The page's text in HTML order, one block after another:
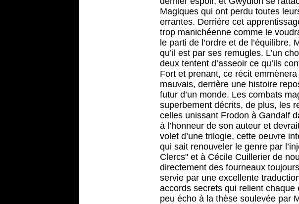
Magiques qui ont perdu toutes
errantes. Derrière cet
trop manichéenne comme le
le parti de l’ordre et de
qu’il est par ses remugles. L’un
deux tentent d’asseoir ce qu’ils
Fort et prenant, ce récit
mauvais, derrière une histoire
futur d’un monde. Les combats
superbement décrits, de plus, les
celles unissant Frodon à Gandalf
à l’honneur de son auteur et
volet d’une trilogie, cette oeuvre
qui sait renouveler le genre par
Clercs" et à Cécile Cuillerier de
directement des fourneaux
servie par une excellente
accords secrets qui relient chaque
peu écho à la thèse soulevée par